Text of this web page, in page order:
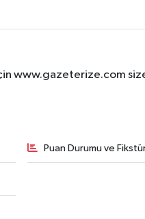
www.gazeterize.com
Puan Durumu ve